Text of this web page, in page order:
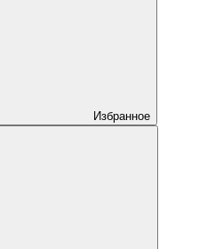
Избранное